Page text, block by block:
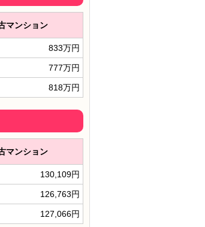
マンション
833万円
777万円
818万円
マンション
130,109円
126,763円
127,066円